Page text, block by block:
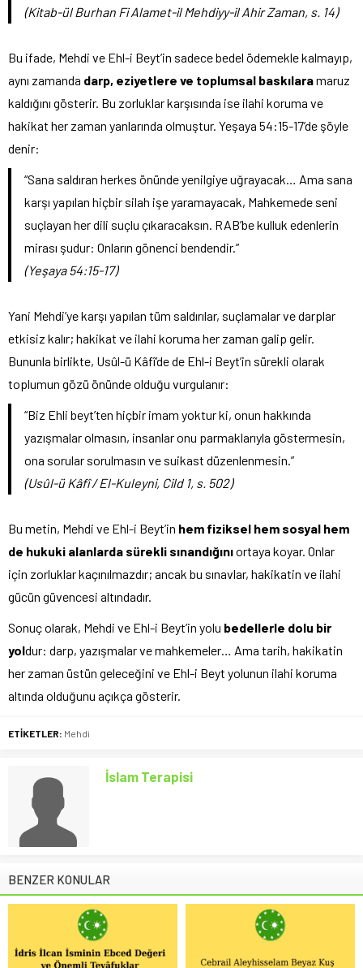
(Kitab-ül Burhan Fi Alamet-il Mehdiyy-il Ahir Zaman, s. 14)
Bu ifade, Mehdi ve Ehl-i Beyt’in sadece bedel ödemekle kalmayıp,
aynı zamanda darp, eziyetlere ve toplumsal baskılaramaruz
kaldığını gösterir. Bu zorluklar karşısında ise ilahi koruma ve
hakikat her zaman yanlarında olmuştur. Yeşaya 54:15-17’de şöyle
denir:
“Sana saldıran herkes önünde yenilgiye uğrayacak… Ama sana
karşı yapılan hiçbir silah işe yaramayacak, Mahkemede seni
suçlayan her dili suçlu çıkaracaksın. RAB’be kulluk edenlerin
mirası şudur: Onların gönenci bendendir.”
(Yeşaya 54:15-17)
Yani Mehdi’ye karşı yapılan tüm saldırılar, suçlamalar ve darplar
etkisiz kalır; hakikat ve ilahi koruma her zaman galip gelir.
Bununla birlikte, Usûl-ü Kâfî’de de Ehl-i Beyt’in sürekli olarak
toplumun gözü önünde olduğu vurgulanır:
“Biz Ehli beyt’ten hiçbir imam yoktur ki, onun hakkında
yazışmalar olmasın, insanlar onu parmaklarıyla göstermesin,
ona sorular sorulmasın ve suikast düzenlenmesin.”
(Usûl-ü Kâfî / El-Kuleyni, Cild 1, s. 502)
Bu metin, Mehdi ve Ehl-i Beyt’in hem fiziksel hem sosyal hem
de hukuki alanlarda sürekli sınandığınıortaya koyar. Onlar
için zorluklar kaçınılmazdır; ancak bu sınavlar, hakikatin ve ilahi
gücün güvencesi altındadır.
Sonuç olarak, Mehdi ve Ehl-i Beyt’in yolu bedellerle dolu bir
yoldur: darp, yazışmalar ve mahkemeler… Ama tarih, hakikatin
her zaman üstün geleceğini ve Ehl-i Beyt yolunun ilahi koruma
altında olduğunu açıkça gösterir.
ETİKETLER: Mehdi
İslam Terapisi
BENZER KONULAR